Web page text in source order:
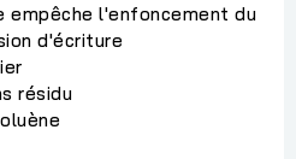
empêche l'enfoncement du
d'écriture
résidu